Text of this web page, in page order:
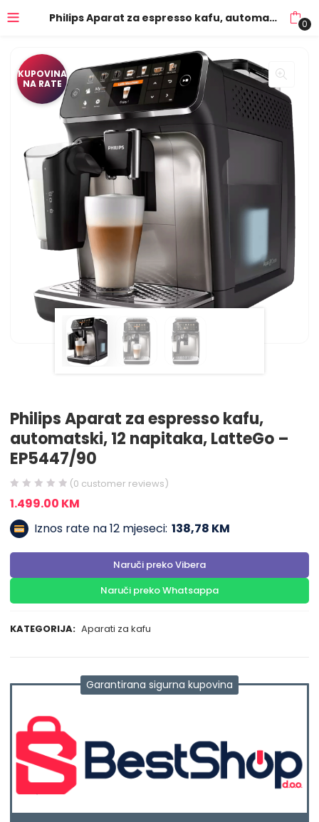
Philips Aparat za espresso kafu, automatski, 12 napitaka, LatteGo – EP5447/90 0
KUPOVINA
NA RATE
Philips Aparat za espresso kafu,
automatski, 12 napitaka, LatteGo –
EP5447/90
(0 customer reviews)
1.499.00 KM
Iznos rate na 12 mjeseci: 138,78 KM
Naruči preko Vibera
Naruči preko Whatsappa
KATEGORIJA: Aparati za kafu
Garantirana sigurna kupovina